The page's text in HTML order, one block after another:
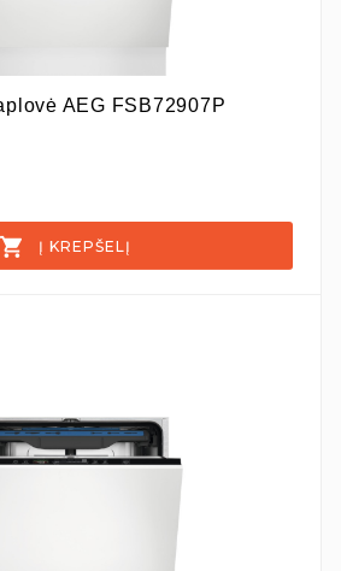
AEG FSB72907P
Į KREPŠELĮ